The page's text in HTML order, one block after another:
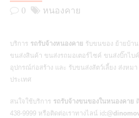
0 หนองคาย
บริการ รถรับจ้างหนองคาย รับขนของ ย้ายบ้า
ขนส่งสินค้า ขนส่งรถมอเตอร์ไซค์ ขนส่งบิ๊กไบ
อุปกรณ์ก่อสร้าง และ รับขนส่งสัตว์เลี้ยง ส่งหม
ประเทศ
สนใจใช้บริการ รถรับจ้างขนของในหนองคาย
438-9999 หรือติดต่อเราทางไลน์ id